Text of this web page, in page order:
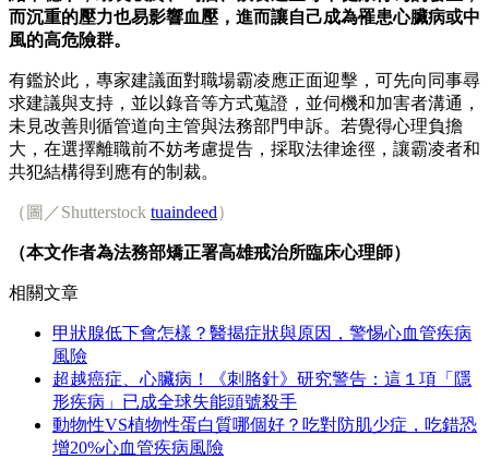
而沉重的壓力也易影響血壓，進而讓自己成為罹患心臟病或中
風的高危險群。
有鑑於此，專家建議面對職場霸凌應正面迎擊，可先向同事尋
求建議與支持，並以錄音等方式蒐證，並伺機和加害者溝通，
未見改善則循管道向主管與法務部門申訴。若覺得心理負擔
大，在選擇離職前不妨考慮提告，採取法律途徑，讓霸凌者和
共犯結構得到應有的制裁。
（圖／Shutterstock tuaindeed）
（本文作者為法務部矯正署高雄戒治所臨床心理師）
相關文章
甲狀腺低下會怎樣？醫揭症狀與原因，警惕心血管疾病
風險
超越癌症、心臟病！《刺胳針》研究警告：這１項「隱
形疾病」已成全球失能頭號殺手
動物性VS植物性蛋白質哪個好？吃對防肌少症，吃錯恐
增20%心血管疾病風險